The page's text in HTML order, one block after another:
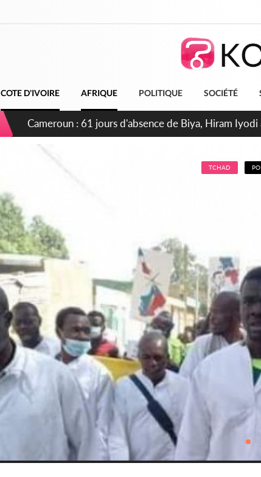
COTE D'IVOIRE AFRIQUE POLITIQUE SOCIÉTÉ
Côte d'Ivoire : Fin de la pagaille au PDCI-RDA,
TCHAD